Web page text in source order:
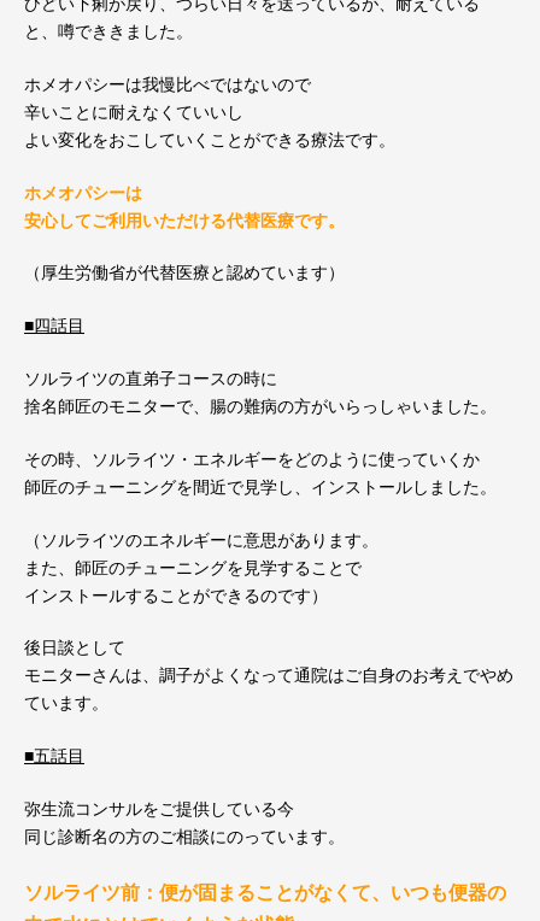
と、噂でききました。
ホメオパシーは我慢比べではないので
辛いことに耐えなくていいし
よい変化をおこしていくことができる療法です。
ホメオパシーは
安心してご利用いただける代替医療です。
（厚生労働省が代替医療と認めています）
■四話目
ソルライツの直弟子コースの時に
捨名師匠のモニターで、腸の難病の方がいらっしゃいました。
その時、ソルライツ・エネルギーをどのように使っていくか
師匠のチューニングを間近で見学し、インストールしました。
（ソルライツのエネルギーに意思があります。
また、師匠のチューニングを見学することで
インストールすることができるのです）
後日談として
モニターさんは、調子がよくなって通院はご自身のお考えでやめ
ています。
■五話目
弥生流コンサルをご提供している今
同じ診断名の方のご相談にのっています。
ソルライツ前：便が固まることがなくて、いつも便器の